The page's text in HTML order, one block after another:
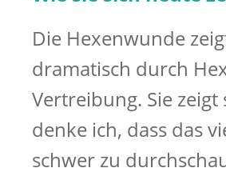
Die Hexenwunde
dramatisch durch
Vertreibung. Sie
denke ich, dass das
schwer zu